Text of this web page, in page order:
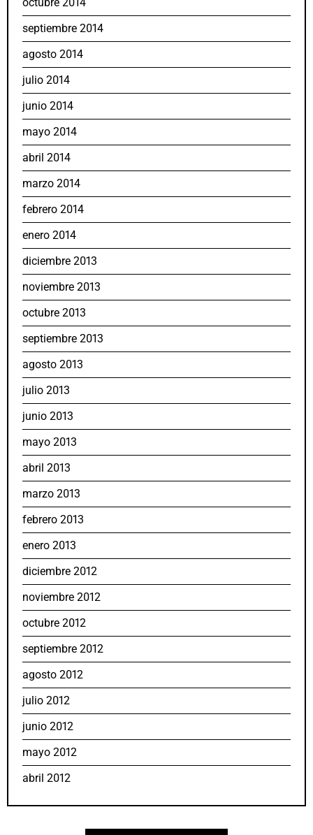
septiembre 2014
agosto 2014
julio 2014
junio 2014
mayo 2014
abril 2014
marzo 2014
febrero 2014
enero 2014
diciembre 2013
noviembre 2013
octubre 2013
septiembre 2013
agosto 2013
julio 2013
junio 2013
mayo 2013
abril 2013
marzo 2013
febrero 2013
enero 2013
diciembre 2012
noviembre 2012
octubre 2012
septiembre 2012
agosto 2012
julio 2012
junio 2012
mayo 2012
abril 2012